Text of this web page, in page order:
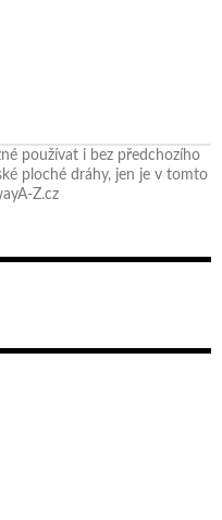
používat i bez předchozího
ploché dráhy, jen je v tomto
Z.cz